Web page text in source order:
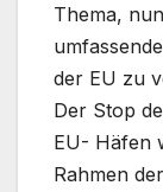
Thema,
der EU zu
Der Stop
EU- Häfen
Rahmen